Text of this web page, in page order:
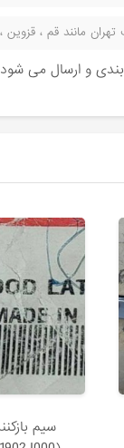
مانند قم ، قزوین ،
بندی و ارسال می
سيم